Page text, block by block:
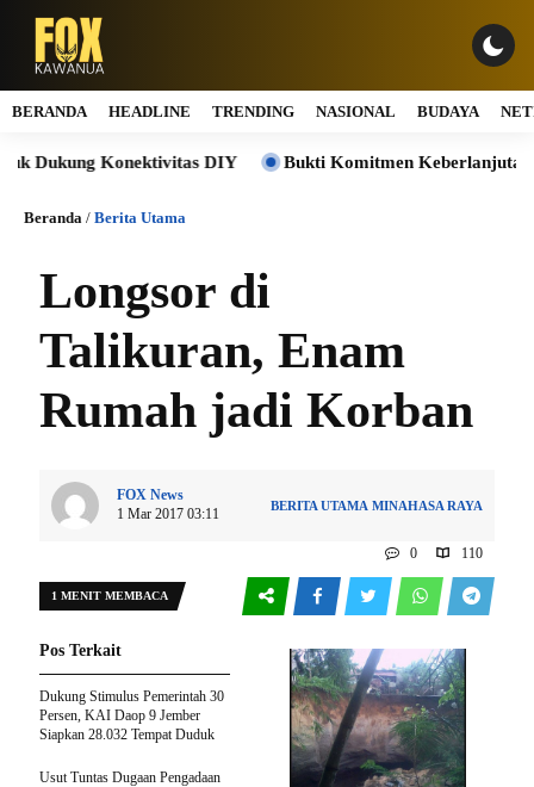
BERANDA HEADLINE TRENDING NASIONAL BUDAYA
Konektivitas DIY Bukti Komitmen Keberlanjutan,
Beranda / Berita Utama
Longsor di
Talikuran, Enam
Rumah jadi Korban
FOX News
1 Mar 2017 03:11
BERITA UTAMA MINAHASA RAYA
0 110
1 MENIT MEMBACA
Pos Terkait
Dukung Stimulus Pemerintah 30
Persen, KAI Daop 9 Jember
Siapkan 28.032 Tempat Duduk
Usut Tuntas Dugaan Pengadaan